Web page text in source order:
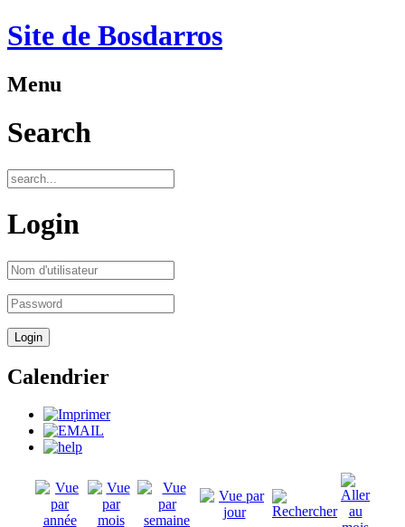
Site de Bosdarros
Menu
Search
Login
Calendrier